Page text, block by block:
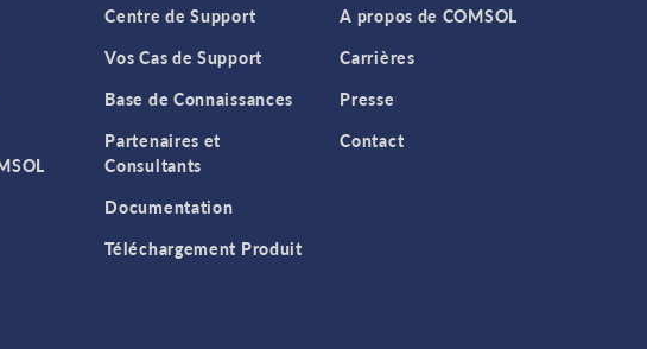
Centre de Support
Vos Cas de Support
Base de Connaissances
Partenaires et
Consultants
Documentation
Téléchargement Produit
A propos de COMSOL
Carrières
Presse
Contact